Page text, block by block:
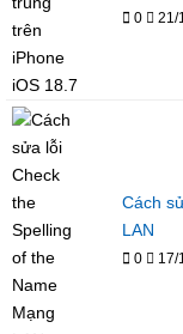
0 21/
Cách
LAN
0 17/